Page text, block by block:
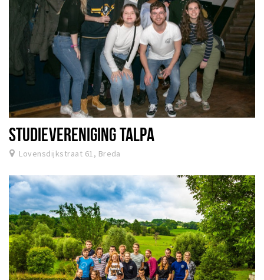
STUDIEVERENIGING TALPA
Lovensdijkstraat 61, Breda